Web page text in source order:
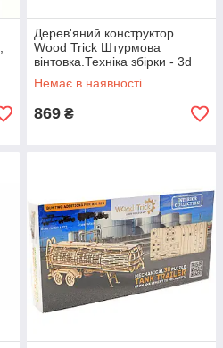
Дерев'яний конструктор
Wood Trick Штурмова
вінтовка.Техніка збірки - 3d
пазл
Немає в наявності
869 ₴